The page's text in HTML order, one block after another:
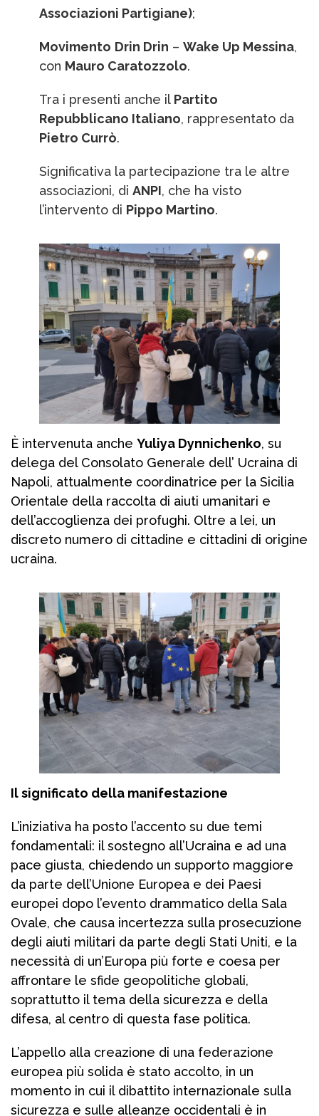
Associazioni Partigiane);
Movimento Drin Drin – Wake Up Messina,
con Mauro Caratozzolo.
Tra i presenti anche il Partito
Repubblicano Italiano, rappresentato da
Pietro Currò.
Significativa la partecipazione tra le altre
associazioni, di ANPI, che ha visto
l’intervento di Pippo Martino.
È intervenuta anche Yuliya Dynnichenko, su
delega del Consolato Generale dell’ Ucraina di
Napoli, attualmente coordinatrice per la Sicilia
Orientale della raccolta di aiuti umanitari e
dell’accoglienza dei profughi. Oltre a lei, un
discreto numero di cittadine e cittadini di origine
ucraina.
Il significato della manifestazione
L’iniziativa ha posto l’accento su due temi
fondamentali: il sostegno all’Ucraina e ad una
pace giusta, chiedendo un supporto maggiore
da parte dell’Unione Europea e dei Paesi
europei dopo l’evento drammatico della Sala
Ovale, che causa incertezza sulla prosecuzione
degli aiuti militari da parte degli Stati Uniti, e la
necessità di un’Europa più forte e coesa per
affrontare le sfide geopolitiche globali,
soprattutto il tema della sicurezza e della
difesa, al centro di questa fase politica.
L’appello alla creazione di una federazione
europea più solida è stato accolto, in un
momento in cui il dibattito internazionale sulla
sicurezza e sulle alleanze occidentali è in